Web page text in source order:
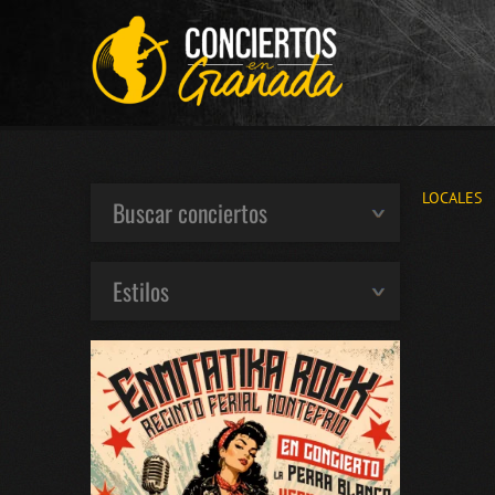
LOCALES
Buscar conciertos
Estilos